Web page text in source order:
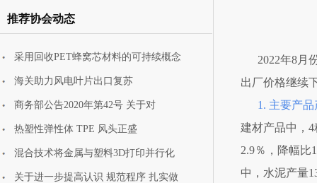
2022年8月
出厂价格继续
1. 主要产
建材产品中，
2.9％，降幅比
中，水泥产量
新赛道培育渐
推荐协会动态
采用回收PET蜂窝芯材料的可持续概念
海关助力风电叶片出口复苏
商务部公告2020年第42号 关于对
热塑性弹性体 TPE 风头正盛
混合技术将金属与塑料3D打印并行化
关于进一步提高认识 规范程序 扎实做